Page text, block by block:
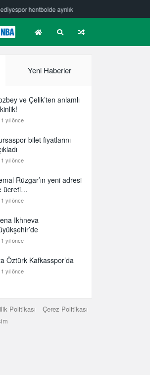
mesaj var!
NBA
Yeni Haberler
ve Çelik’ten anlamlı
1 yıl önce
bilet fiyatlarını
1 yıl önce
Rüzgar’ın yeni adresi
ücreti…
1 yıl önce
Ikhneva
1 yıl önce
Öztürk Kafkasspor’da
1 yıl önce
Politikası
Çerez Politikası